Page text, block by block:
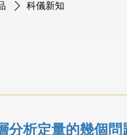
科儀新知
分析定量的幾個問